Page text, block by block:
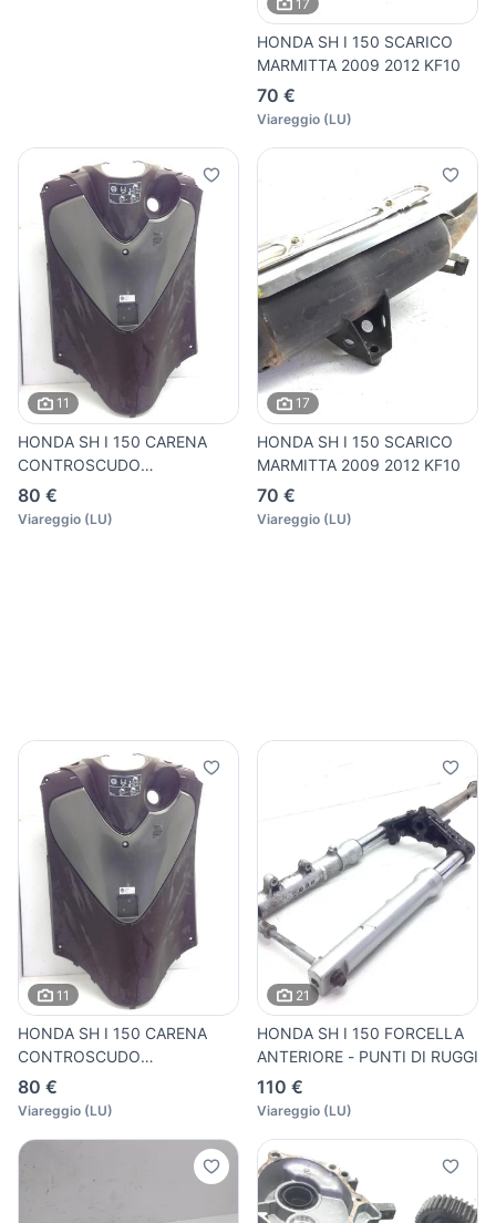
17
HONDA SH I 150 SCARICO
MARMITTA 2009 2012 KF10
70 €
Viareggio (LU)
11
HONDA SH I 150 CARENA
CONTROSCUDO
RETROSCUDO 2009
80 €
Viareggio (LU)
17
HONDA SH I 150 SCARICO
MARMITTA 2009 2012 KF10
70 €
Viareggio (LU)
11
HONDA SH I 150 CARENA
CONTROSCUDO
RETROSCUDO 2009
80 €
Viareggio (LU)
21
HONDA SH I 150 FORCELLA
ANTERIORE - PUNTI DI RUGGI
110 €
Viareggio (LU)